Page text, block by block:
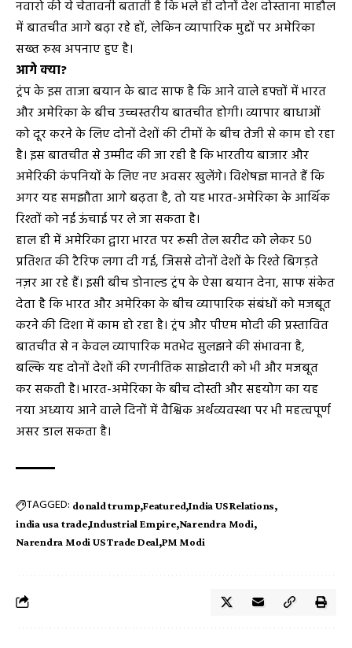
नवारो की ये चेतावनी बताती है कि भले ही दोनों देश दोस्ताना माहौल
में बातचीत आगे बढ़ा रहे हों, लेकिन व्यापारिक मुद्दों पर अमेरिका
सख्त रुख अपनाए हुए है।
आगे क्या?
ट्रंप के इस ताजा बयान के बाद साफ है कि आने वाले हफ्तों में भारत
और अमेरिका के बीच उच्चस्तरीय बातचीत होगी। व्यापार बाधाओं
को दूर करने के लिए दोनों देशों की टीमों के बीच तेजी से काम हो रहा
है। इस बातचीत से उम्मीद की जा रही है कि भारतीय बाजार और
अमेरिकी कंपनियों के लिए नए अवसर खुलेंगे। विशेषज्ञ मानते हैं कि
अगर यह समझौता आगे बढ़ता है, तो यह भारत-अमेरिका के आर्थिक
रिश्तों को नई ऊंचाई पर ले जा सकता है।
हाल ही में अमेरिका द्वारा भारत पर रूसी तेल खरीद को लेकर 50
प्रतिशत की टैरिफ लगा दी गई, जिससे दोनों देशों के रिश्ते बिगड़ते
नज़र आ रहे हैं। इसी बीच डोनाल्ड ट्रंप के ऐसा बयान देना, साफ संकेत
देता है कि भारत और अमेरिका के बीच व्यापारिक संबंधों को मजबूत
करने की दिशा में काम हो रहा है। ट्रंप और पीएम मोदी की प्रस्तावित
बातचीत से न केवल व्यापारिक मतभेद सुलझने की संभावना है,
बल्कि यह दोनों देशों की रणनीतिक साझेदारी को भी और मजबूत
कर सकती है। भारत-अमेरिका के बीच दोस्ती और सहयोग का यह
नया अध्याय आने वाले दिनों में वैश्विक अर्थव्यवस्था पर भी महत्वपूर्ण
असर डाल सकता है।
TAGGED: donald trump Featured India US Relations
india usa trade Industrial Empire Narendra Modi
Narendra Modi US Trade Deal PM Modi